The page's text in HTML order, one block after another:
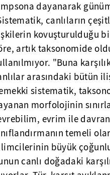
dayanarak
canlıların
kovuşturulduğu
artık taksonomide
"Buna
arasındaki bütün
sistematik,
morfolojinin
evrim ile
temeli
büyük
canlı doğadaki